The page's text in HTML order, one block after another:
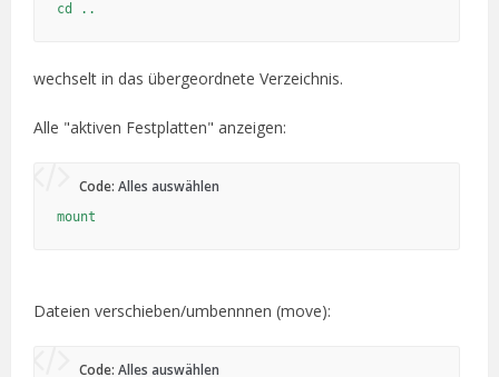
cd ..
wechselt in das übergeordnete Verzeichnis.
Alle "aktiven Festplatten" anzeigen:
Code: Alles auswählen
mount
Dateien verschieben/umbennnen (move):
Code: Alles auswählen